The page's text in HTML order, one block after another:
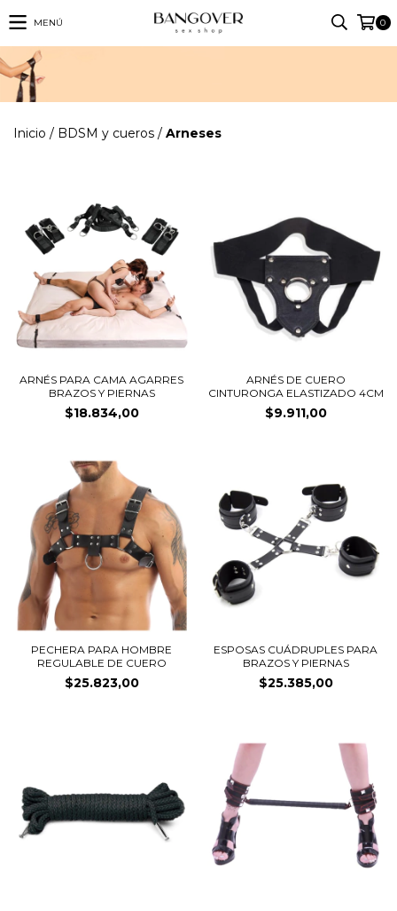
MENÚ 0
Inicio / BDSM y cueros / Arneses
ARNÉS PARA CAMA AGARRES
BRAZOS Y PIERNAS
$18.834,00
ARNÉS DE CUERO
CINTURONGA ELASTIZADO 4CM
$9.911,00
PECHERA PARA HOMBRE
REGULABLE DE CUERO
$25.823,00
ESPOSAS CUÁDRUPLES PARA
BRAZOS Y PIERNAS
$25.385,00